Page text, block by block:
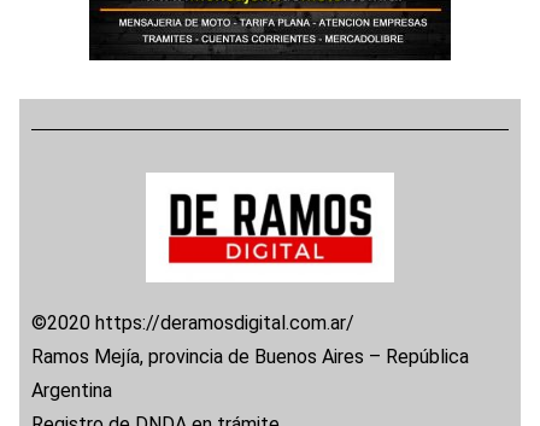
©2020 https://deramosdigital.com.ar/
Ramos Mejía, provincia de Buenos Aires – República
Argentina